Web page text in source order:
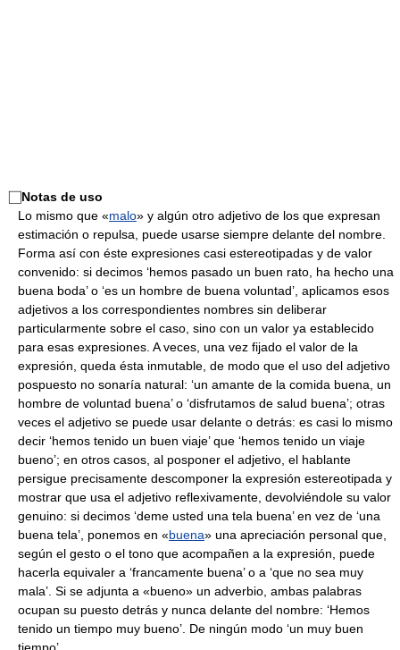
⃞Notas de uso
Lo mismo que «malo» y algún otro adjetivo de los que expresan
estimación o repulsa, puede usarse siempre delante del nombre.
Forma así con éste expresiones casi estereotipadas y de valor
convenido: si decimos ‘hemos pasado un buen rato, ha hecho una
buena boda’ o ‘es un hombre de buena voluntad’, aplicamos esos
adjetivos a los correspondientes nombres sin deliberar
particularmente sobre el caso, sino con un valor ya establecido
para esas expresiones. A veces, una vez fijado el valor de la
expresión, queda ésta inmutable, de modo que el uso del adjetivo
pospuesto no sonaría natural: ‘un amante de la comida buena, un
hombre de voluntad buena’ o ‘disfrutamos de salud buena’; otras
veces el adjetivo se puede usar delante o detrás: es casi lo mismo
decir ‘hemos tenido un buen viaje’ que ‘hemos tenido un viaje
bueno’; en otros casos, al posponer el adjetivo, el hablante
persigue precisamente descomponer la expresión estereotipada y
mostrar que usa el adjetivo reflexivamente, devolviéndole su valor
genuino: si decimos ‘deme usted una tela buena’ en vez de ‘una
buena tela’, ponemos en «buena» una apreciación personal que,
según el gesto o el tono que acompañen a la expresión, puede
hacerla equivaler a ‘francamente buena’ o a ‘que no sea muy
mala’. Si se adjunta a «bueno» un adverbio, ambas palabras
ocupan su puesto detrás y nunca delante del nombre: ‘Hemos
tenido un tiempo muy bueno’. De ningún modo ‘un muy buen